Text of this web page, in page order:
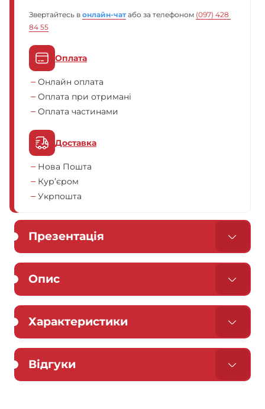
Звертайтесь в онлайн-чат або за телефоном (097) 428
84 55
Оплата
Онлайн оплата
Оплата при отримані
Оплата частинами
Доставка
Нова Пошта
Кур’єром
Укрпошта
Презентація
Опис
Характеристики
Відгуки